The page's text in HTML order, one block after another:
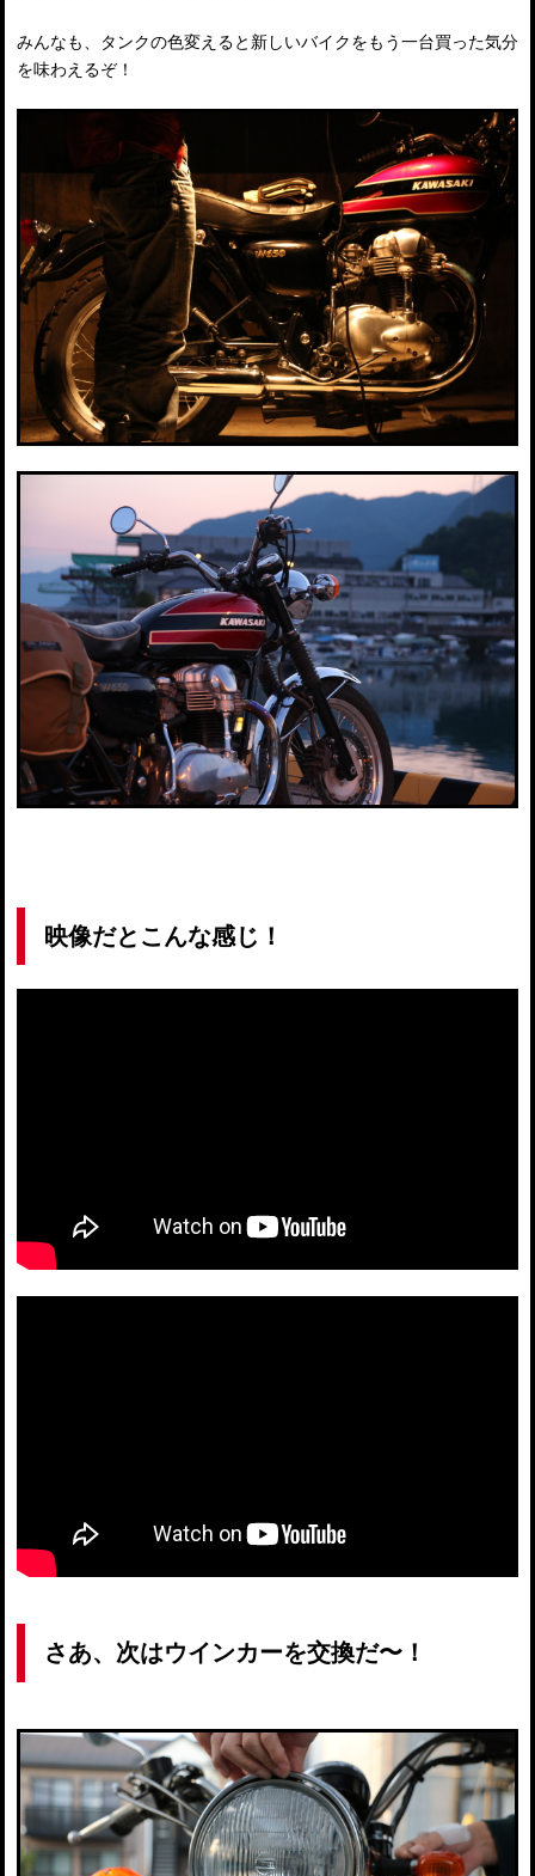
みんなも、タンクの色変えると新しいバイクをもう一台買った気分
を味わえるぞ！
映像だとこんな感じ！
さあ、次はウインカーを交換だ〜！